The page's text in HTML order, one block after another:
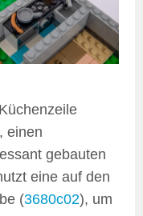
einen
gebauten
eine auf den
(3680c02), um